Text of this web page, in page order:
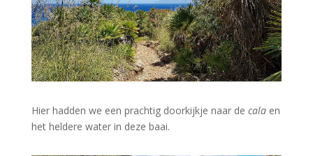
Hier hadden we een prachtig doorkijkje naar de calaen
het heldere water in deze baai.